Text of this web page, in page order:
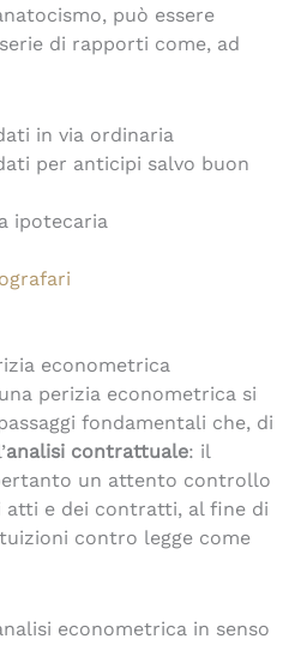
può essere
di rapporti come, ad
in via ordinaria
per anticipi salvo buon
ipotecaria
econometrica
perizia econometrica si
fondamentali che, di
analisi contrattuale: il
un attento controllo
e dei contratti, al fine di
contro legge come
econometrica in senso